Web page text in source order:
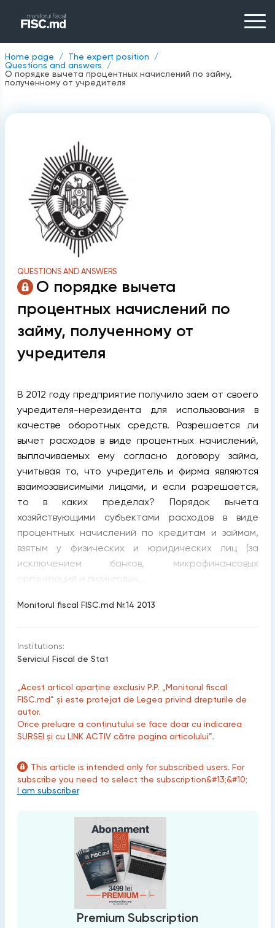
Home page
The expert position
Questions and answers
О порядке вычета процентных начислений по займу,
полученному от учредителя
QUESTIONS AND ANSWERS
О порядке вычета
процентных начислений по
займу, полученному от
учредителя
В 2012 году предприятие получило заем от своего
учредителя-нерезидента для использования в
качестве оборотных средств. Разрешается ли
вычет расходов в виде процентных начислений,
выплачиваемых ему согласно договору займа,
учитывая то, что учредитель и фирма являются
взаимозависимыми лицами, и если разрешается,
то в каких пределах? Порядок вычета
хозяйствующими субъектами расходов в виде
процентных начислений по кредитам и займам,
взятым у физических и юридических лиц (за
исключением банков, микрофинансовых
организаций и лизинговых...
Monitorul fiscal FISC.md Nr.14 2013
Institutions:
Serviciul Fiscal de Stat
„Acest articol aparține exclusiv P.P. „Monitorul fiscal
FISC.md” și este protejat de Legea privind drepturile de
autor.
Orice preluare a conținutului se face doar cu indicarea
SURSEI și cu LINK ACTIV către pagina articolului”.
This article is intended only for subscribed users. For
subscribe you need to select the subscription&#13;&#10;
I am subscriber
Premium Subscription